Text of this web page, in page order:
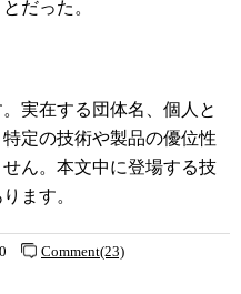
だった。
実在する団体名、個人と
定の技術や製品の優位性
ん。本文中に登場する技
ます。
Comment(23)